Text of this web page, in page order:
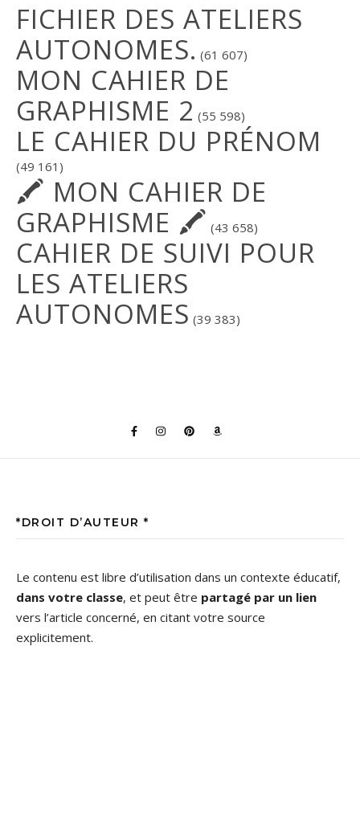
FICHIER DES ATELIERS
AUTONOMES. (61 607)
MON CAHIER DE
GRAPHISME 2 (55 598)
LE CAHIER DU PRÉNOM
(49 161)
🖍 MON CAHIER DE
GRAPHISME 🖍 (43 658)
CAHIER DE SUIVI POUR
LES ATELIERS
AUTONOMES (39 383)
*DROIT D’AUTEUR *
Le contenu est libre d’utilisation dans un contexte éducatif,
dans votre classe, et peut être partagé par un lien
vers l’article concerné, en citant votre source
explicitement.